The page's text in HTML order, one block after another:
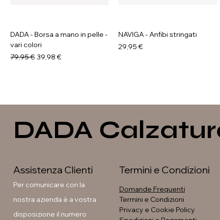
DADA - Borsa a mano in pelle -
vari colori
Prezzo regolare
79,95 € Prezzo scontato
39,98 €
NAVIGA - Anfibi stringati
Prezzo
29,95 €
GALIA - Anfibi con suola LAURA BETTINI - Texani tacco
La Flor - Stivaletti arricciati - La Flor - Décolleté con
DADA
Assistenza Clienti
Per comunicare con la
nostra azienda è a vostra
disposizione il numero
Termini e Condizioni
Domande Frequenti
Termini e Condizioni
Privacy e Cookie Policy